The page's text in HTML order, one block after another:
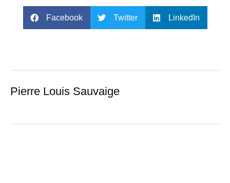
Facebook Twitter LinkedIn
Pierre Louis Sauvaige